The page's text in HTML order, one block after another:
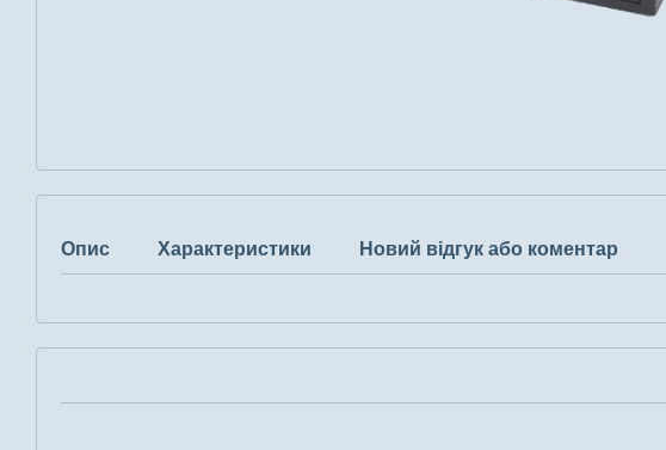
Опис Характеристики Новий відгук або коментар